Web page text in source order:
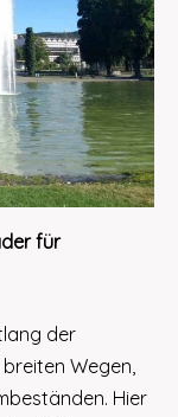
für
der
Wegen,
Hier